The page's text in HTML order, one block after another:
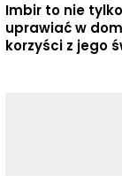
Imbir to nie
uprawiać w
korzyści z jego